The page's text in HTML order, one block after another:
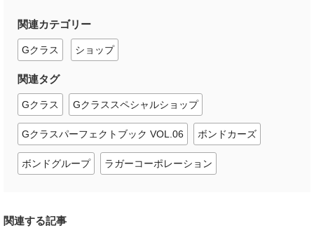
関連カテゴリー
Gクラス ショップ
関連タグ
Gクラス Gクラススペシャルショップ
Gクラスパーフェクトブック VOL.06 ボンドカーズ
ボンドグループ ラガーコーポレーション
関連する記事